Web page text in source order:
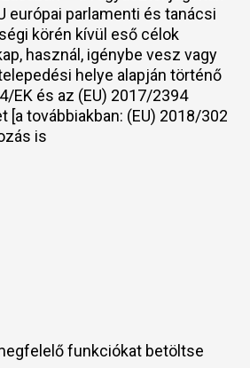
európai parlamenti és tanácsi
körén kívül eső célok
használ, igénybe vesz vagy
helye alapján történő
EK és az (EU) 2017/2394
továbbiakban: (EU) 2018/302
is
funkciókat betöltse